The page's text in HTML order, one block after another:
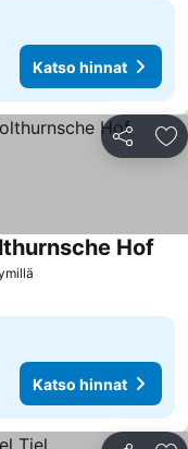
Katso hinnat
Jaa
Hof
Katso hinnat